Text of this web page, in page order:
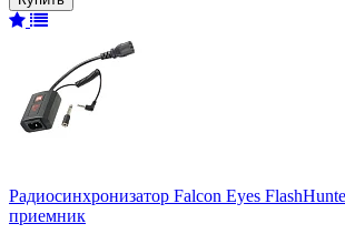
Радиосинхронизатор Falcon Eyes
приемник